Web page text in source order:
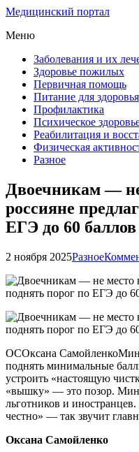
Медицинский портал
Меню
Заболевания и их
Здоровье пожилых
Первичная помощь
Питание для здоровья
Профилактика
Психическое
Реабилитация и
Физическая
Разное
Двоечникам —
россияне
ЕГЭ до 60 баллов
2 ноября 2025Разное
ОСОксана
поднять минимальные
устроить «настоящую
«вышку» — это позор.
льготников и
честно» — так звучит
Оксана Самойленко